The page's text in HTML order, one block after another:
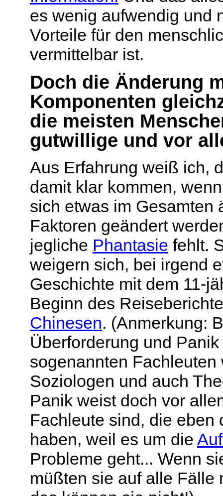
es wenig aufwendig und
Vorteile für den
vermittelbar ist.
Doch die Änderung
Komponenten
die meisten
gutwillige und vor
Aus Erfahrung weiß ich,
damit klar kommen,
sich etwas im Gesamten
Faktoren geändert
jegliche Phantasie fehlt.
weigern sich, bei irgend
Geschichte mit dem 11-
Beginn des
Chinesen. (Anmerkung:
Überforderung und
sogenannten
Soziologen und auch
Panik weist doch vor
Fachleute sind, die eben
haben, weil es um die
Probleme geht... Wenn
müßten sie auf alle Fälle